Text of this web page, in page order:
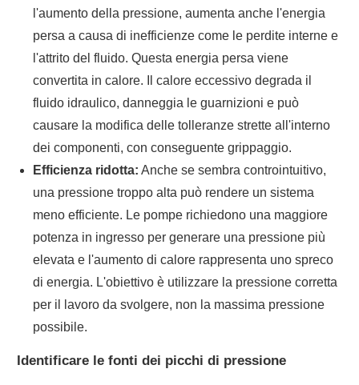
l'aumento della pressione, aumenta anche l'energia
persa a causa di inefficienze come le perdite interne e
l'attrito del fluido. Questa energia persa viene
convertita in calore. Il calore eccessivo degrada il
fluido idraulico, danneggia le guarnizioni e può
causare la modifica delle tolleranze strette all'interno
dei componenti, con conseguente grippaggio.
Efficienza ridotta: Anche se sembra controintuitivo,
una pressione troppo alta può rendere un sistema
meno efficiente. Le pompe richiedono una maggiore
potenza in ingresso per generare una pressione più
elevata e l'aumento di calore rappresenta uno spreco
di energia. L'obiettivo è utilizzare la pressione corretta
per il lavoro da svolgere, non la massima pressione
possibile.
Identificare le fonti dei picchi di pressione